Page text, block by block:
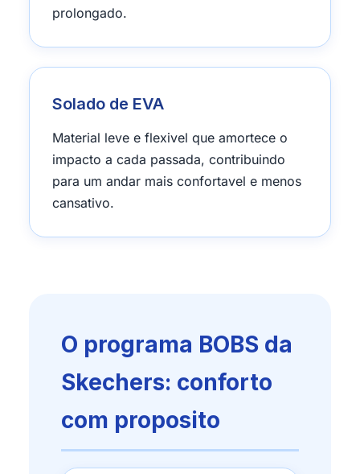
prolongado.
Solado de EVA
Material leve e flexivel que amortece o
impacto a cada passada, contribuindo
para um andar mais confortavel e menos
cansativo.
O programa BOBS da
Skechers: conforto
com proposito